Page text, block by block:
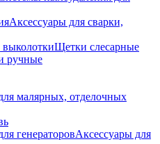
Аксессуары для сварки,
Щетки слесарные
ручные
малярных, отделочных
генераторовАксессуары для